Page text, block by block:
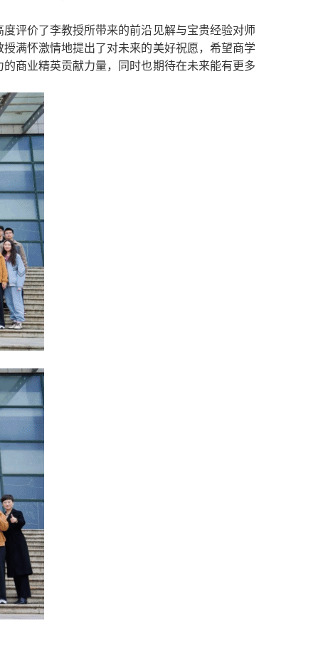
评价了李教授所带来的前沿见解与宝贵经验对师
满怀激情地提出了对未来的美好祝愿，希望商学
商业精英贡献力量，同时也期待在未来能有更多